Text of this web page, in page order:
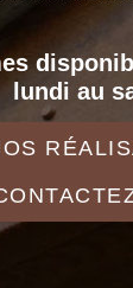
lundi au